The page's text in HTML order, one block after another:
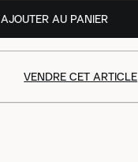
AJOUTER AU PANIER
VENDRE CET ARTICLE